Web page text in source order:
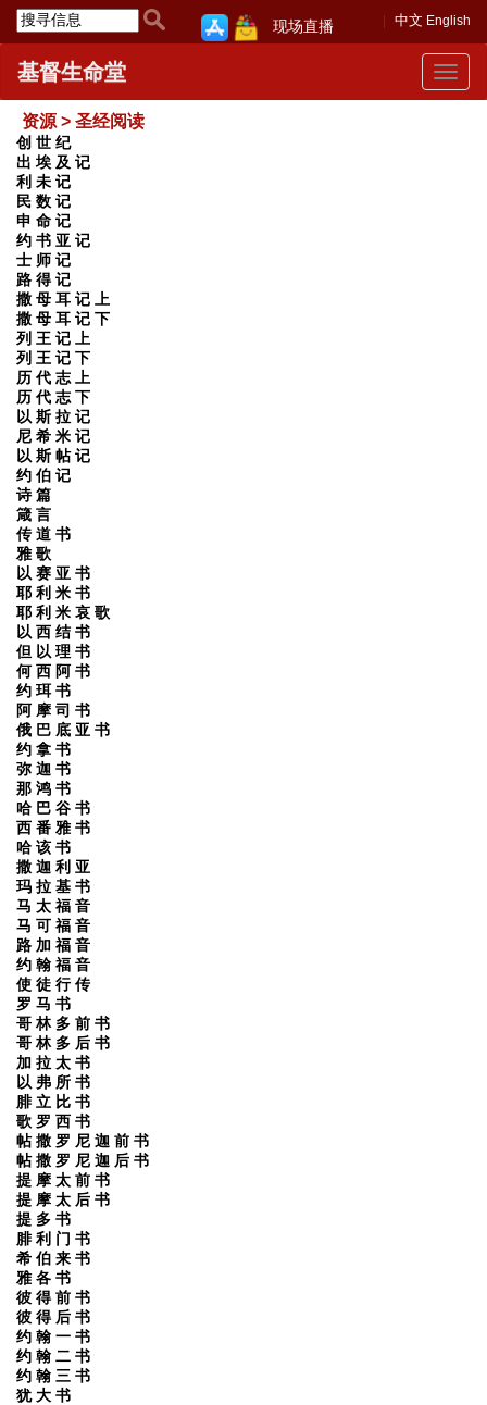
中文 English
现场直播
Toggle
基督生命堂
资源 > 圣经阅读
创 世 纪
出 埃 及 记
利 未 记
民 数 记
申 命 记
约 书 亚 记
士 师 记
路 得 记
撒 母 耳 记 上
撒 母 耳 记 下
列 王 记 上
列 王 记 下
历 代 志 上
历 代 志 下
以 斯 拉 记
尼 希 米 记
以 斯 帖 记
约 伯 记
诗 篇
箴 言
传 道 书
雅 歌
以 赛 亚 书
耶 利 米 书
耶 利 米 哀 歌
以 西 结 书
但 以 理 书
何 西 阿 书
约 珥 书
阿 摩 司 书
俄 巴 底 亚 书
约 拿 书
弥 迦 书
那 鸿 书
哈 巴 谷 书
西 番 雅 书
哈 该 书
撒 迦 利 亚
玛 拉 基 书
马 太 福 音
马 可 福 音
路 加 福 音
约 翰 福 音
使 徒 行 传
罗 马 书
哥 林 多 前 书
哥 林 多 后 书
加 拉 太 书
以 弗 所 书
腓 立 比 书
歌 罗 西 书
帖 撒 罗 尼 迦 前 书
帖 撒 罗 尼 迦 后 书
提 摩 太 前 书
提 摩 太 后 书
提 多 书
腓 利 门 书
希 伯 来 书
雅 各 书
彼 得 前 书
彼 得 后 书
约 翰 一 书
约 翰 二 书
约 翰 三 书
犹 大 书